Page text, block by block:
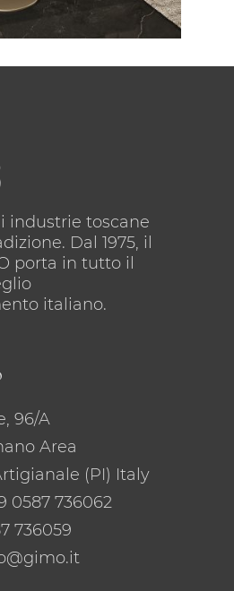
industrie toscane
Dal 1975, il
porta in tutto il
italiano.
96/A
Area
(PI) Italy
0587 736062
736059